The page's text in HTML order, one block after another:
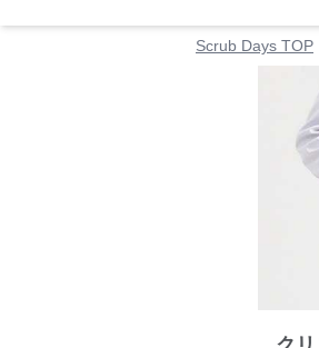
Scrub Days TOP